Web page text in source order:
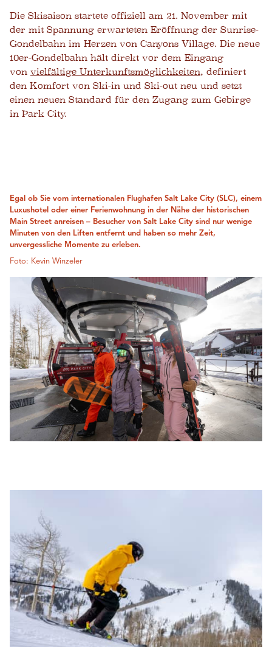
Die Skisaison startete offiziell am 21. November mit
der mit Spannung erwarteten Eröffnung der Sunrise-
Gondelbahn im Herzen von Canyons Village. Die neue
10er-Gondelbahn hält direkt vor dem Eingang
von vielfältige Unterkunftsmöglichkeiten, definiert
den Komfort von Ski-in und Ski-out neu und setzt
einen neuen Standard für den Zugang zum Gebirge
in Park City.
Egal ob Sie vom internationalen Flughafen Salt Lake City (SLC), einem
Luxushotel oder einer Ferienwohnung in der Nähe der historischen
Main Street anreisen – Besucher von Salt Lake City sind nur wenige
Minuten von den Liften entfernt und haben so mehr Zeit,
unvergessliche Momente zu erleben.
Foto: Kevin Winzeler